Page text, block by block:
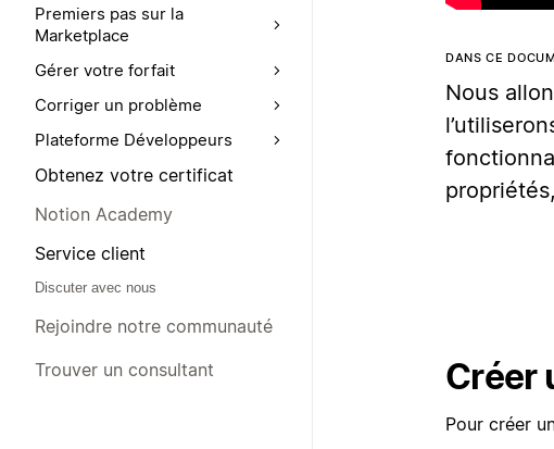
Premiers pas sur la
Marketplace
Gérer votre forfait
Corriger un problème
Plateforme Développeurs
Obtenez votre certificat
Notion Academy
Service client
Discuter avec nous
Rejoindre notre communauté
Trouver un consultant
DANS CE
Nous
Créer
Pour créer